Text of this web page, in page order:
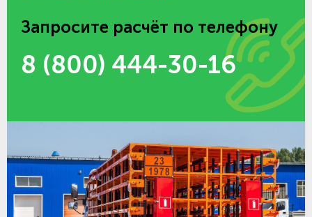
Запросите расчёт по телефону
8 (800) 444-30-16